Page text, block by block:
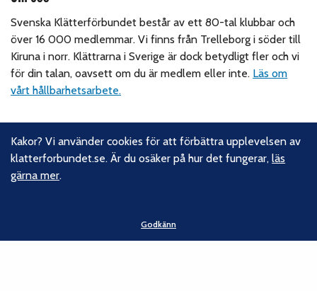
Svenska Klätterförbundet består av ett 80-tal klubbar och
över 16 000 medlemmar. Vi finns från Trelleborg i söder till
Kiruna i norr. Klättrarna i Sverige är dock betydligt fler och vi
för din talan, oavsett om du är medlem eller inte. Läs om
vårt hållbarhetsarbete.
Följ oss
Facebook
Instagram
Kakor? Vi använder cookies för att förbättra upplevelsen av
klatterforbundet.se. Är du osäker på hur det fungerar,läs
gärna mer.
Godkänn